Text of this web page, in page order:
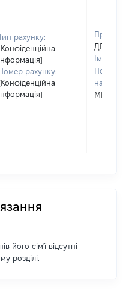
рахунку:
Номер рахунку:
Ім'я:
По
його сім'ї відсутні
розділі.